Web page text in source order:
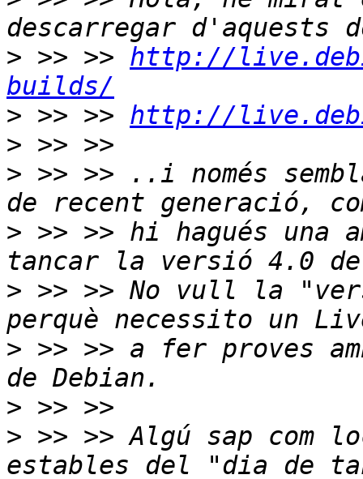
> >> >> http://
builds/
> >> >> http://
>
> >> >> ..i només
> >> >> hi hagués una
> >> >> No vull la
> >> >> a fer proves
>
> >> >> Algú sap com